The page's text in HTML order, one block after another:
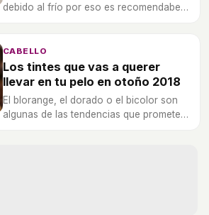
debido al frío por eso es recomendabe
CABELLO
Los tintes que vas a querer
llevar en tu pelo en otoño 2018
El blorange, el dorado o el bicolor son
algunas de las tendencias que prometen